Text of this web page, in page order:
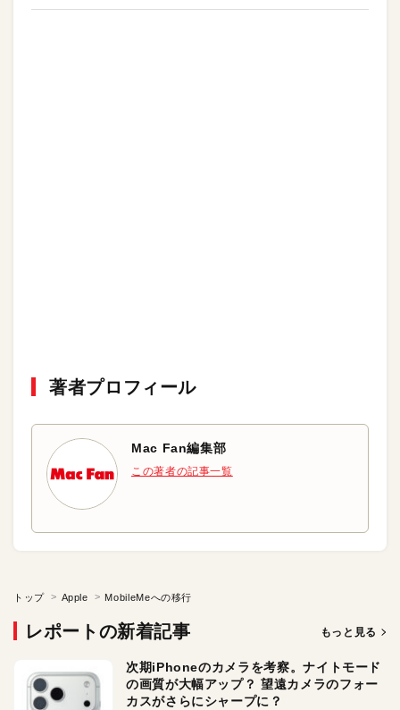
著者プロフィール
Mac Fan編集部
この著者の記事一覧
トップ Apple MobileMeへの移行
レポートの新着記事 もっと見る
次期iPhoneのカメラを考察。ナイトモード
の画質が大幅アップ？ 望遠カメラのフォー
カスがさらにシャープに？